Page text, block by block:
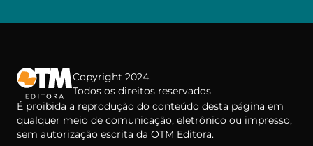
Copyright 2024.
Todos os direitos reservados
É proibida a reprodução do conteúdo desta página em
qualquer meio de comunicação, eletrônico ou impresso,
sem autorização escrita da OTM Editora.